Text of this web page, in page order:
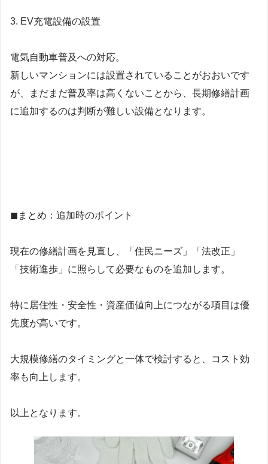
3. EV充電設備の設置
電気自動車普及への対応。
新しいマンションには設置されていることがおおいです
が、まだまだ普及率は高くないことから、長期修繕計画
に追加するのは判断が難しい設備となります。
◼まとめ：追加時のポイント
現在の修繕計画を見直し、「住民ニーズ」「法改正」
「技術進歩」に照らして必要なものを追加します。
特に居住性・安全性・資産価値向上につながる項目は優
先度が高いです。
大規模修繕のタイミングと一体で検討すると、コスト効
率も向上します。
以上となります。